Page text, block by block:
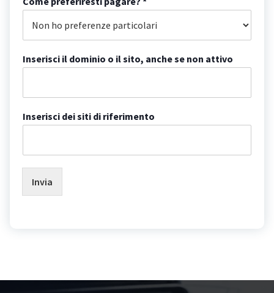
Inserisci il dominio o il sito, anche se non attivo
Inserisci dei siti di riferimento
Invia